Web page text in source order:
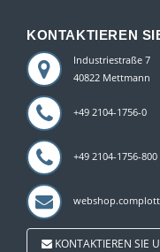
KONTAKTIEREN
Industriestraße 7
40822 Mettmann
+49 2104-1756-0
+49 2104-1756-800
KONTAKTIEREN SIE